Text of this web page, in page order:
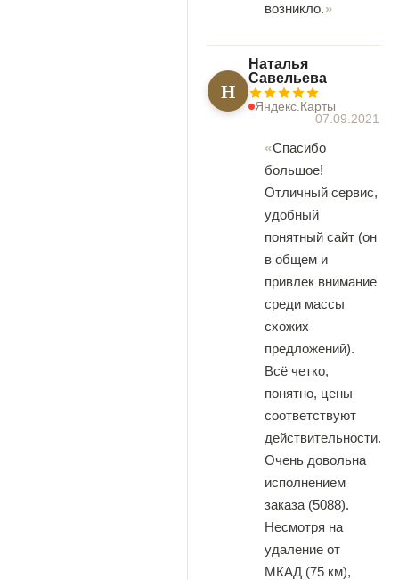
возникло.
Н
Наталья
Савельева
Яндекс.Карты
07.09.2021
Спасибо
большое!
Отличный сервис,
удобный
понятный сайт (он
в общем и
привлек внимание
среди массы
схожих
предложений).
Всё четко,
понятно, цены
соответствуют
действительности.
Очень довольна
исполнением
заказа (5088).
Несмотря на
удаление от
МКАД (75 км),